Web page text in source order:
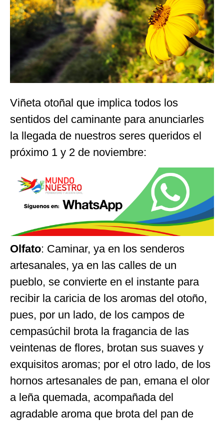
Viñeta otoñal que implica todos los
sentidos del caminante para anunciarles
la llegada de nuestros seres queridos el
próximo 1 y 2 de noviembre:
Olfato: Caminar, ya en los senderos
artesanales, ya en las calles de un
pueblo, se convierte en el instante para
recibir la caricia de los aromas del otoño,
pues, por un lado, de los campos de
cempasúchil brota la fragancia de las
veintenas de flores, brotan sus suaves y
exquisitos aromas; por el otro lado, de los
hornos artesanales de pan, emana el olor
a leña quemada, acompañada del
agradable aroma que brota del pan de